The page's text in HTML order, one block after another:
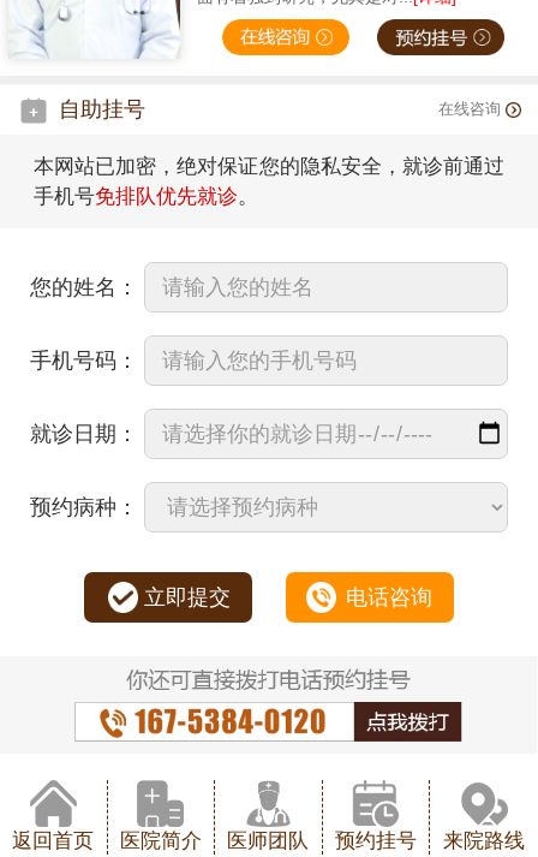
自助挂号 在线咨询
本网站已加密，绝对保证您的隐私安全，就诊前通过
手机号免排队优先就诊。
您的姓名：
手机号码：
就诊日期：
预约病种：
立即提交 电话咨询
返回首页 医院简介 医师团队 预约挂号 来院路线